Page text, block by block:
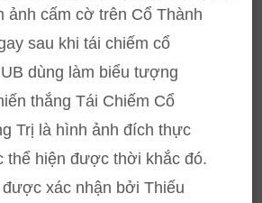
ảnh cấm cờ trên Cổ Thành
sau khi tái chiếm cổ
dùng làm biểu tượng
thắng Tái Chiếm Cổ
Trị là hình ảnh đích thực
thể hiện được thời khắc đó.
xác nhận bởi Thiếu